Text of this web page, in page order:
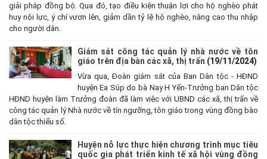
giải pháp đồng bộ. Qua đó, tạo điều kiện thuận lợi cho hộ nghèo phát
huy nội lực, ý chí vươn lên, giảm dần tỷ lệ hộ nghèo, nâng cao thu nhập
cho người dân.
Giám sát công tác quản lý nhà nước về tôn
giáo trên địa bàn các xã, thị trấn (19/11/2024)
Vừa qua, Đoàn giám sát của Ban Dân tộc - HĐND
huyện Ea Súp do bà Nay H Yến-Trưởng ban Dân tộc
HĐND huyện làm Trưởng đoàn đã làm việc với UBND các xã, thị trấn về
công tác quản lý Nhà nước về tín ngưỡng, tôn giáo trong vùng đồng bào
dân tộc thiểu số.
Huyện nỗ lực thực hiện chương trình mục tiêu
quốc gia phát triển kinh tế xã hội vùng đồng